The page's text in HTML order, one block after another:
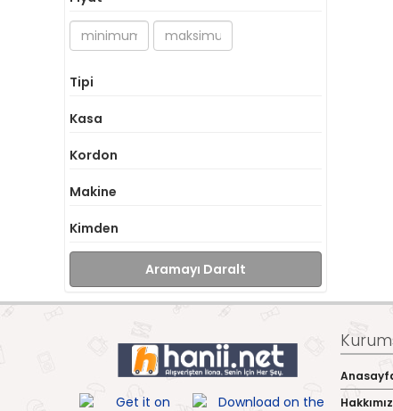
Tipi
Kasa
Kordon
Makine
Kimden
Aramayı Daralt